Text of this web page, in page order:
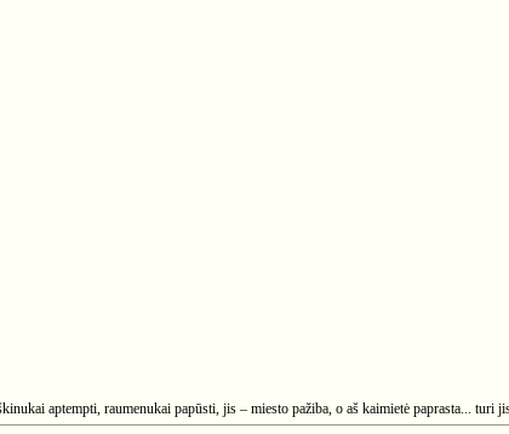
aptempti, raumenukai papūsti, jis – miesto pažiba, o aš kaimietė paprasta... turi